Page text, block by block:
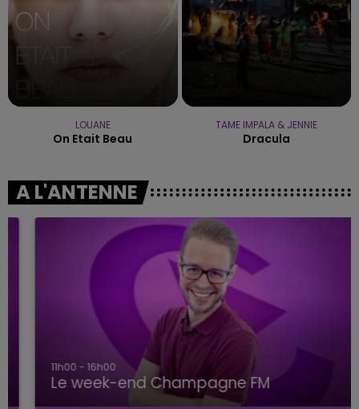
LOUANE
On Etait Beau
TAME IMPALA & JENNIE
Dracula
A L'ANTENNE
11h00 - 16h00
Le week-end Champagne FM